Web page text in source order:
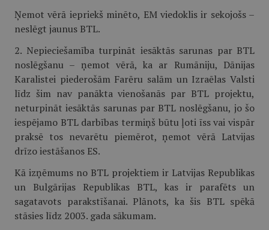
Ņemot vērā iepriekš minēto, EM viedoklis ir sekojošs –
neslēgt jaunus BTL.
2. Nepieciešamība turpināt iesāktās sarunas par BTL
noslēgšanu – ņemot vērā, ka ar Rumāniju, Dānijas
Karalistei piederošām Farēru salām un Izraēlas Valsti
līdz šim nav panākta vienošanās par BTL projektu,
neturpināt iesāktās sarunas par BTL noslēgšanu, jo šo
iespējamo BTL darbības termiņš būtu ļoti īss vai vispār
praksē tos nevarētu piemērot, ņemot vērā Latvijas
drīzo iestāšanos ES.
Kā izņēmums no BTL projektiem ir Latvijas Republikas
un Bulgārijas Republikas BTL, kas ir parafēts un
sagatavots parakstīšanai. Plānots, ka šis BTL spēkā
stāsies līdz 2003. gada sākumam.